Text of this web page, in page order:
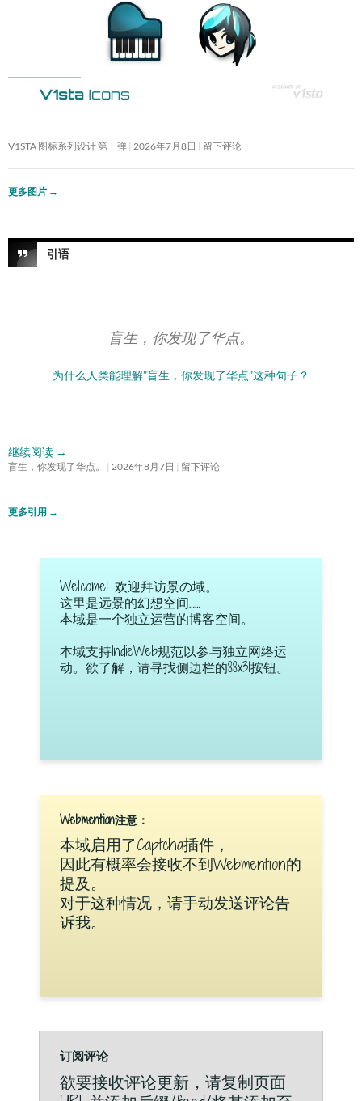
V1STA 图标系列设计 第一弹 2026年7月8日 留下评论
更多图片 →
引语
盲生，你发现了华点。
为什么人类能理解”盲生，你发现了华点”这种句子？
继续阅读 →
盲生，你发现了华点。 2026年8月7日 留下评论
更多引用 →
Welcome! 欢迎拜访景の域。
这里是远景的幻想空间……
本域是一个独立运营的博客空间。
本域支持IndieWeb规范以参与独立网络运
动。欲了解，请寻找侧边栏的88x31按钮。
Webmention注意：
本域启用了Captcha插件，
因此有概率会接收不到Webmention的
提及。
对于这种情况，请手动发送评论告
诉我。
订阅评论
欲要接收评论更新，请复制页面